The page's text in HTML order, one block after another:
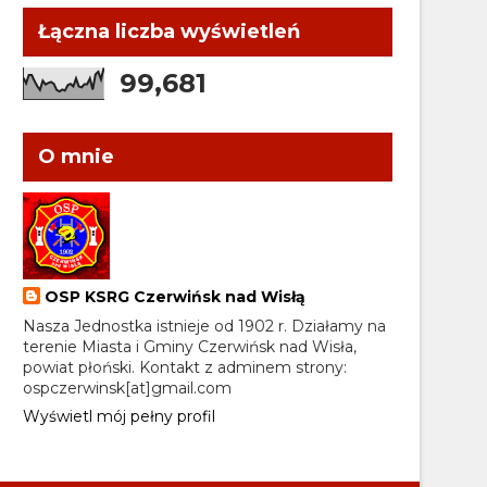
Łączna liczba wyświetleń
99,681
O mnie
OSP KSRG Czerwińsk nad Wisłą
Nasza Jednostka istnieje od 1902 r. Działamy na
terenie Miasta i Gminy Czerwińsk nad Wisła,
powiat płoński. Kontakt z adminem strony:
ospczerwinsk[at]gmail.com
Wyświetl mój pełny profil